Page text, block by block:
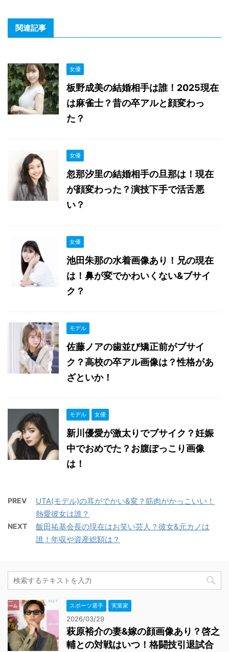
関連記事
女優
板野成美の結婚相手は誰！2025現在
は麻雀士？昔の卒アルと顔変わっ
た？
女優
忽那汐里の結婚相手の旦那は！現在
が顔変わった？演技下手で活舌悪
い？
女優
池田朱那の水着画像あり！兄の現在
は！鼻が変でかわいくない&ブサイ
ク？
モデル
佐藤ノアの歯並び矯正前がブサイ
ク？高校の卒アル画像は？性格があ
ざといか！
モデル 女優
新川優愛が激太りでブサイク？妊娠
中でおめでた？お腹ぽっこり画像
は！
PREV
UTA(モデル)の耳がでかい&変？筋肉がかっこいい！
熱愛彼女は誰？
NEXT
飯田祐基会長の現在はお笑い芸人？彼女&元カノは
誰！年収や資産総額は？
スポーツ選手 実業家
2026/03/29
萩原裕介の妻&嫁の顔画像あり？啓之
輔との対戦はいつ！格闘技引退試合